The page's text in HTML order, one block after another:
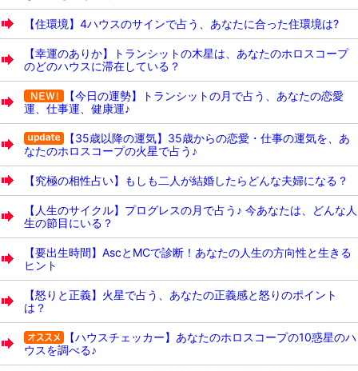
【住環境】4ハウスのサインで占う、あなたに合った住環境は?
【幸運のありか】トランシットの木星は、あなたのホロスコープ
のどのハウスに滞在している？
【今日の運勢】トランシットの月で占う、あなたの恋愛
運、仕事運、健康運♪
【35歳以降の運気】35歳からの恋愛・仕事の運気を、あ
なたのホロスコープの火星で占う♪
【究極の相性占い】もしも二人が結婚したらどんな夫婦になる？
【人生のサイクル】プログレスの月で占う♪ 今あなたは、どんな人
生の節目にいる？
【要出生時間】AscとMCで診断！あなたの人生の方向性と生きる
ヒント
【怒りと正義】火星で占う、あなたの正義感と怒りのポイント
は？
【ハウスチェッカー】あなたのホロスコープの10惑星のハ
ウスを調べる♪